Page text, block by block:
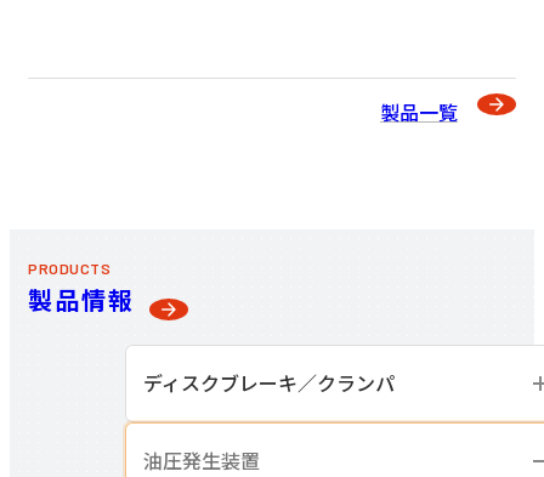
製品一覧
PRODUCTS
製品情報
ディスクブレーキ／クランパ
油圧発生装置